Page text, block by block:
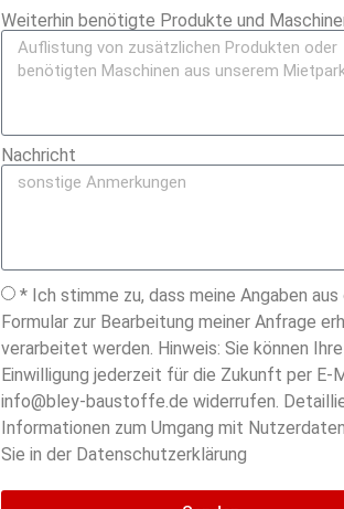
Weiterhin benötigte Produkte und
Nachricht
* Ich stimme zu, dass meine Angaben aus
Formular zur Bearbeitung meiner Anfrage
verarbeitet werden. Hinweis: Sie können Ihre
Einwilligung jederzeit für die Zukunft per E-
info@bley-baustoffe.de widerrufen.
Informationen zum Umgang mit
Sie in der Datenschutzerklärung